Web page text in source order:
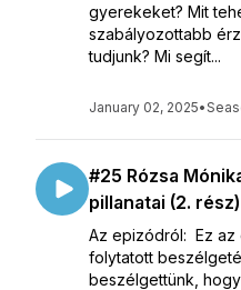
gyerekeket? Mit
szabályozottabb
tudjunk? Mi segít...
January 02, 2025•
#25 Rózsa
pillanatai (2. rész)
Az epizódról: Ez az
folytatott
beszélgettünk,